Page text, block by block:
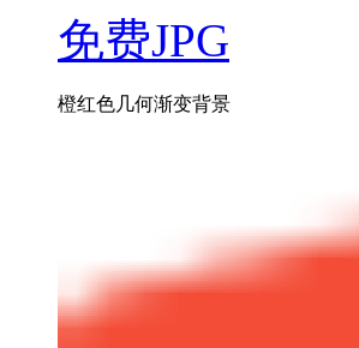
免费JPG
橙红色几何渐变背景